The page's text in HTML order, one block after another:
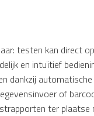
testen kan direct
en intuïtief
dankzij
of
ter plaatse